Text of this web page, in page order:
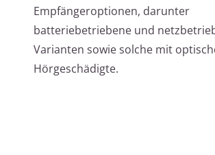
Empfängeroptionen, darunter
batteriebetriebene und
Varianten sowie solche mit
Hörgeschädigte.